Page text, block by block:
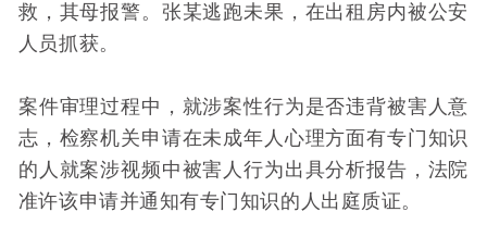
救，其母报警。张某逃跑未果，在出租房内被公安
人员抓获。
案件审理过程中，就涉案性行为是否违背被害人意
志，检察机关申请在未成年人心理方面有专门知识
的人就案涉视频中被害人行为出具分析报告，法院
准许该申请并通知有专门知识的人出庭质证。